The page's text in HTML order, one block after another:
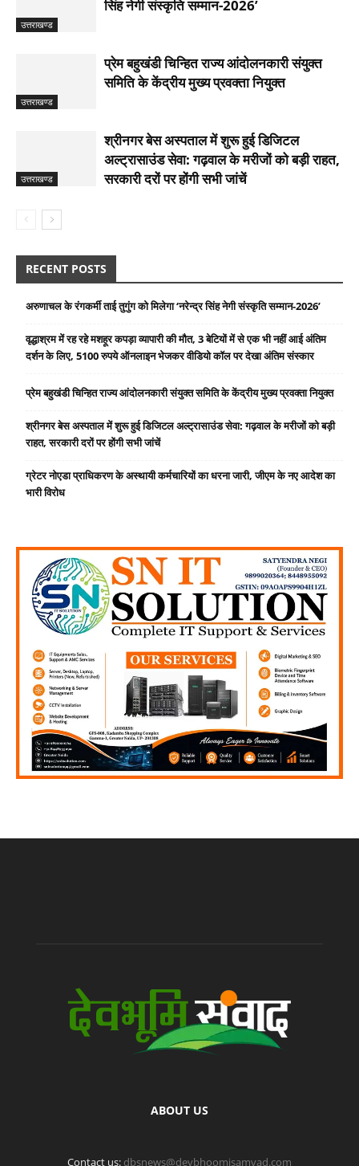
उत्तराखण्ड
सिंह नेगी संस्कृति सम्मान-2026’
उत्तराखण्ड
प्रेम बहुखंडी चिन्हित राज्य आंदोलनकारी संयुक्त
समिति के केंद्रीय मुख्य प्रवक्ता नियुक्त
उत्तराखण्ड
श्रीनगर बेस अस्पताल में शुरू हुई डिजिटल
अल्ट्रासाउंड सेवा: गढ़वाल के मरीजों को बड़ी राहत,
सरकारी दरों पर होंगी सभी जांचें
RECENT POSTS
अरुणाचल के रंगकर्मी ताई तुगुंग को मिलेगा ‘नरेन्द्र सिंह नेगी संस्कृति सम्मान-2026’
वृद्धाश्रम में रह रहे मशहूर कपड़ा व्यापारी की मौत, 3 बेटियों में से एक भी नहीं आई अंतिम
दर्शन के लिए, 5100 रुपये ऑनलाइन भेजकर वीडियो कॉल पर देखा अंतिम संस्कार
प्रेम बहुखंडी चिन्हित राज्य आंदोलनकारी संयुक्त समिति के केंद्रीय मुख्य प्रवक्ता नियुक्त
श्रीनगर बेस अस्पताल में शुरू हुई डिजिटल अल्ट्रासाउंड सेवा: गढ़वाल के मरीजों को बड़ी
राहत, सरकारी दरों पर होंगी सभी जांचें
ग्रेटर नोएडा प्राधिकरण के अस्थायी कर्मचारियों का धरना जारी, जीएम के नए आदेश का
भारी विरोध
ABOUT US
Contact us: dbsnews@devbhoomisamvad.com